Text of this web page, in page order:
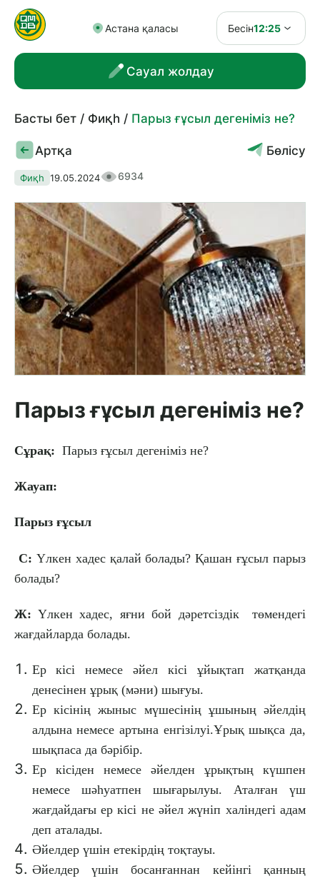
Астана қаласы Бесін12:25
Сауал жолдау
Басты бет Фиқһ Парыз ғұсыл дегеніміз не?
Артқа Бөлісу
Фиқһ 19.05.2024 6934
Парыз ғұсыл дегеніміз не?
Сұрақ: Парыз ғұсыл дегеніміз не?
Жауап:
Парыз ғұсыл
С: Үлкен хадес қалай болады? Қашан ғұсыл парыз
болады?
Ж:Үлкен хадес, яғни бой дәретсіздік төмендегі
жағдайларда болады.
Ер кісі немесе әйел кісі ұйықтап жатқанда
денесінен ұрық (мәни) шығуы.
Ер кісінің жыныс мүшесінің ұшының әйелдің
алдына немесе артына енгізілуі.Ұрық шықса да,
шықпаса да бәрібір.
Ер кісіден немесе әйелден ұрықтың күшпен
немесе шәһуатпен шығарылуы. Аталған үш
жағдайдағы ер кісі не әйел жүніп халіндегі адам
деп аталады.
Әйелдер үшін етекірдің тоқтауы.
Әйелдер үшін босанғаннан кейінгі қанның